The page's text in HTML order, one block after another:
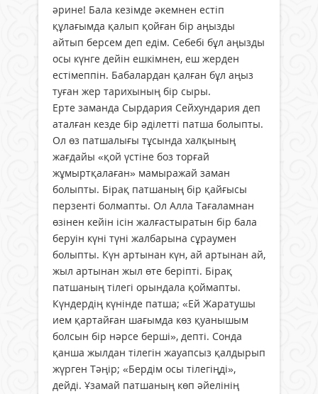
әрине! Бала кезімде әкемнен естіп
құлағымда қалып қойған бір аңызды
айтып берсем деп едім. Себебі бұл аңызды
осы күнге дейін ешкімнен, еш жерден
естімеппін. Бабалардан қалған бұл аңыз
туған жер тарихының бір сыры.
Ерте заманда Сырдария Сейхундария деп
аталған кезде бір әділетті патша болыпты.
Ол өз патшалығы тұсында халқының
жағдайы «қой үстіне боз торғай
жұмыртқалаған» мамыражай заман
болыпты. Бірақ патшаның бір қайғысы
перзенті болмапты. Ол Алла Тағаламнан
өзінен кейін ісін жалғастыратын бір бала
беруін күні түні жалбарына сұраумен
болыпты. Күн артынан күн, ай артынан ай,
жыл артынан жыл өте беріпті. Бірақ
патшаның тілегі орындала қоймапты.
Күндердің күнінде патша; «Ей Жаратушы
ием қартайған шағымда көз қуанышым
болсын бір нәрсе берші», депті. Сонда
қанша жылдан тілегін жауапсыз қалдырып
жүрген Тәңір; «Бердім осы тілегіңді»,
дейді. Ұзамай патшаның көп әйелінің